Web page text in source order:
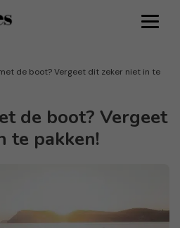
de boot? Vergeet dit zeker niet in te
de boot? Vergeet
te pakken!